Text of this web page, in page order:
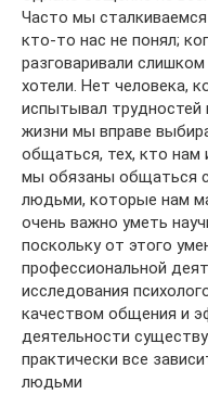
Часто мы
кто-то нас не понял;
разговаривали
хотели. Нет человека,
испытывал трудностей
жизни мы вправе
общаться, тех, кто нам
мы обязаны общаться
людьми, которые нам
очень важно уметь
поскольку от этого
профессиональной
исследования
качеством общения и
деятельности
практически все
людьми